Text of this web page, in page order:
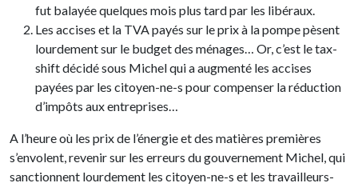
fut balayée quelques mois plus tard par les libéraux.
Les accises et la TVA payés sur le prix à la pompe pèsent
lourdement sur le budget des ménages… Or, c’est le tax-
shift décidé sous Michel qui a augmenté les accises
payées par les citoyen-ne-s pour compenser la réduction
d’impôts aux entreprises…
A l’heure où les prix de l’énergie et des matières premières
s’envolent, revenir sur les erreurs du gouvernement Michel, qui
sanctionnent lourdement les citoyen-ne-s et les travailleurs-